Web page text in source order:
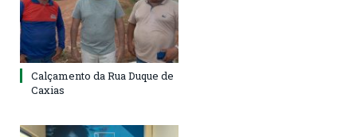
Calçamento da Rua Duque de
Caxias